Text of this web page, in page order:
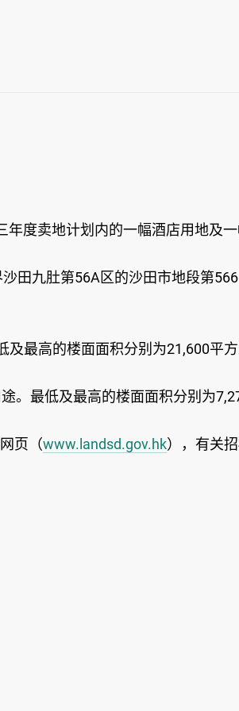
度卖地计划内的一幅酒店用地及一
田九肚第56A区的沙田市地段第
最高的楼面面积分别为21,600平方
最低及最高的楼面面积分别为
页（www.landsd.gov.hk），有关